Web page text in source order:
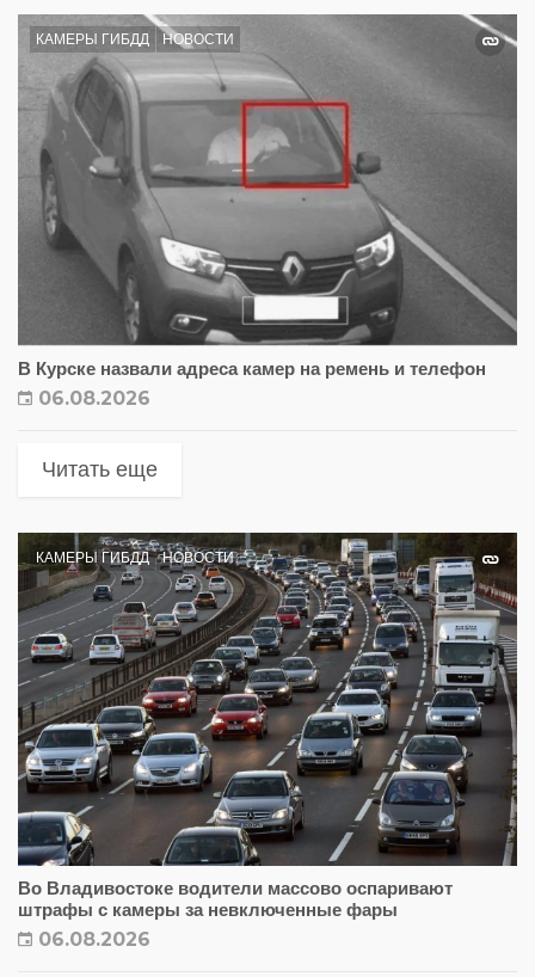
КАМЕРЫ ГИБДД НОВОСТИ
В Курске назвали адреса камер на ремень и телефон
06.08.2026
Читать еще
КАМЕРЫ ГИБДД НОВОСТИ
Во Владивостоке водители массово оспаривают
штрафы с камеры за невключенные фары
06.08.2026